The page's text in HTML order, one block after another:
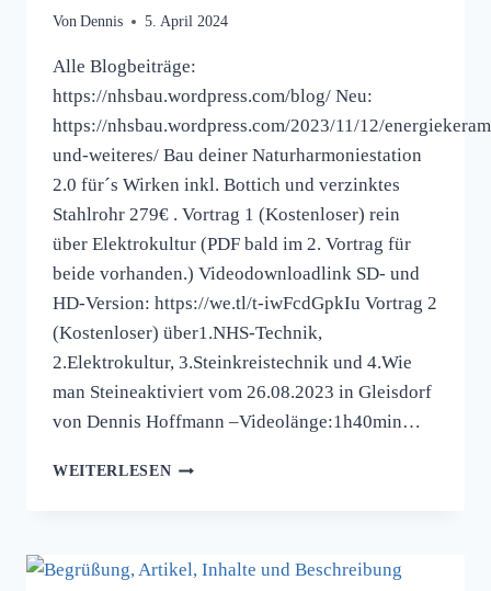
Von Dennis 5. April 2024
Alle Blogbeiträge:
https://nhsbau.wordpress.com/blog/ Neu:
https://nhsbau.wordpress.com/2023/11/12/
und-weiteres/ Bau deiner Naturharmoniestation
2.0 für´s Wirken inkl. Bottich und verzinktes
Stahlrohr 279€ . Vortrag 1 (Kostenloser) rein
über Elektrokultur (PDF bald im 2. Vortrag für
beide vorhanden.) Videodownloadlink SD- und
HD-Version: https://we.tl/t-iwFcdGpkIu Vortrag 2
(Kostenloser) über1.NHS-Technik,
2.Elektrokultur, 3.Steinkreistechnik und 4.Wie
man Steineaktiviert vom 26.08.2023 in Gleisdorf
von Dennis Hoffmann –Videolänge:1h40min…
WEITERLESENALTER
SIND